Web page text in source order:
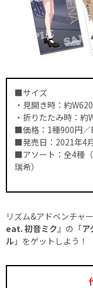
■サイズ
・見開き時：約
・折りたたみ時：
■価格：1種900円／
■発売日：2021年4
■アソート：全4種
瑞希）
リズム&アドベンチャ
eat. 初音ミク 』の「ア
ル 」をゲットしよう！